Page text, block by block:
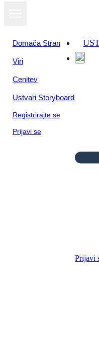
Domača Stran
Viri
Cenitev
Ustvari Storyboard
Registrirajte se
Prijavi se
Prijavi
Oglejte si kot
diaprojekcijo